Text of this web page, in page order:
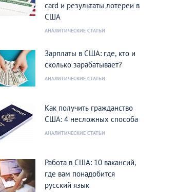
card и результаты лотереи в
США
АНАЛИТИЧЕСКИЕ СТАТЬИ
Зарплаты в США: где, кто и
сколько зарабатывает?
АНАЛИТИЧЕСКИЕ СТАТЬИ
Как получить гражданство
США: 4 несложных способа
АНАЛИТИЧЕСКИЕ СТАТЬИ
Работа в США: 10 вакансий,
где вам понадобится
русский язык